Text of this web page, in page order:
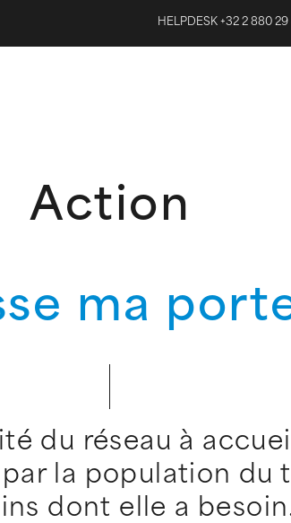
HELPDESK +32 2 880 29
Action
ma
du réseau à
la population du
dont elle a